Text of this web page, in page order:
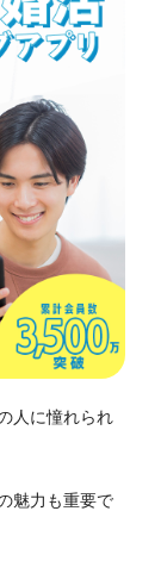
人に憧れられ
魅力も重要で